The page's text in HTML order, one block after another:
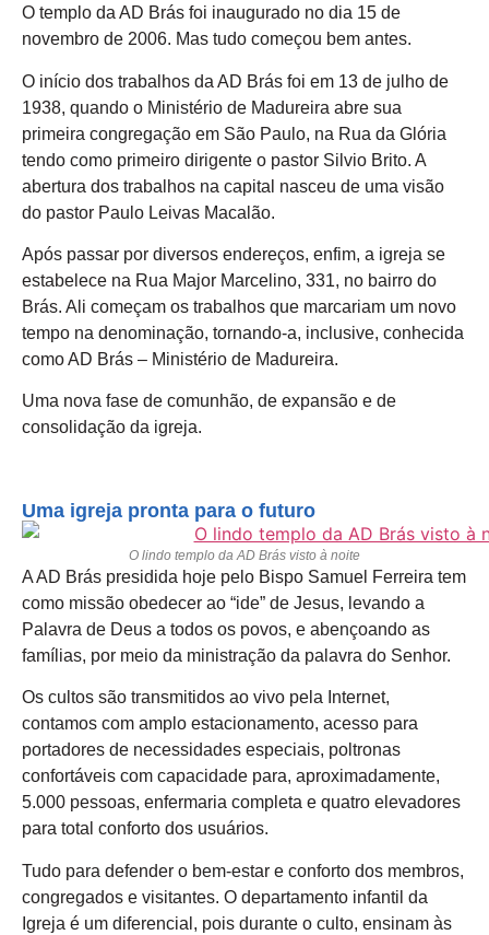
O templo da AD Brás foi inaugurado no dia 15 de
novembro de 2006. Mas tudo começou bem antes.
O início dos trabalhos da AD Brás foi em 13 de julho de
1938, quando o Ministério de Madureira abre sua
primeira congregação em São Paulo, na Rua da Glória
tendo como primeiro dirigente o pastor Silvio Brito. A
abertura dos trabalhos na capital nasceu de uma visão
do pastor Paulo Leivas Macalão.
Após passar por diversos endereços, enfim, a igreja se
estabelece na Rua Major Marcelino, 331, no bairro do
Brás. Ali começam os trabalhos que marcariam um novo
tempo na denominação, tornando-a, inclusive, conhecida
como AD Brás – Ministério de Madureira.
Uma nova fase de comunhão, de expansão e de
consolidação da igreja.
Uma igreja pronta para o futuro
O lindo templo da AD Brás visto à noite
A AD Brás presidida hoje pelo Bispo Samuel Ferreira tem
como missão obedecer ao “ide” de Jesus, levando a
Palavra de Deus a todos os povos, e abençoando as
famílias, por meio da ministração da palavra do Senhor.
Os cultos são transmitidos ao vivo pela Internet,
contamos com amplo estacionamento, acesso para
portadores de necessidades especiais, poltronas
confortáveis com capacidade para, aproximadamente,
5.000 pessoas, enfermaria completa e quatro elevadores
para total conforto dos usuários.
Tudo para defender o bem-estar e conforto dos membros,
congregados e visitantes. O departamento infantil da
Igreja é um diferencial, pois durante o culto, ensinam às